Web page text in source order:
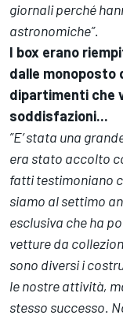
giornali perché
astronomiche”.
I box erano
dalle monoposto
dipartimenti che
soddisfazioni...
”E’ stata una
era stato accolto
fatti testimoniano
siamo al settimo
esclusiva che ha
vetture da
sono diversi i
le nostre attività,
stesso successo.